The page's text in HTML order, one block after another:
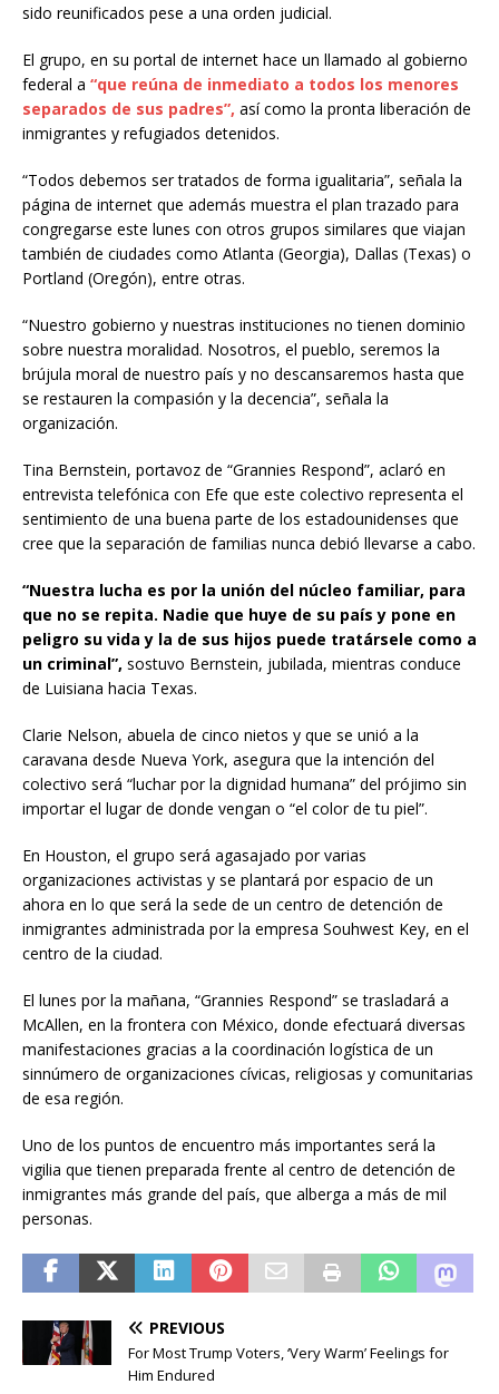
sido reunificados pese a una orden judicial.
El grupo, en su portal de internet hace un llamado al gobierno
federal a “que reúna de inmediato a todos los menores
separados de sus padres”, así como la pronta liberación de
inmigrantes y refugiados detenidos.
“Todos debemos ser tratados de forma igualitaria”, señala la
página de internet que además muestra el plan trazado para
congregarse este lunes con otros grupos similares que viajan
también de ciudades como Atlanta (Georgia), Dallas (Texas) o
Portland (Oregón), entre otras.
“Nuestro gobierno y nuestras instituciones no tienen dominio
sobre nuestra moralidad. Nosotros, el pueblo, seremos la
brújula moral de nuestro país y no descansaremos hasta que
se restauren la compasión y la decencia”, señala la
organización.
Tina Bernstein, portavoz de “Grannies Respond”, aclaró en
entrevista telefónica con Efe que este colectivo representa el
sentimiento de una buena parte de los estadounidenses que
cree que la separación de familias nunca debió llevarse a cabo.
“Nuestra lucha es por la unión del núcleo familiar, para
que no se repita. Nadie que huye de su país y pone en
peligro su vida y la de sus hijos puede tratársele como a
un criminal”, sostuvo Bernstein, jubilada, mientras conduce
de Luisiana hacia Texas.
Clarie Nelson, abuela de cinco nietos y que se unió a la
caravana desde Nueva York, asegura que la intención del
colectivo será “luchar por la dignidad humana” del prójimo sin
importar el lugar de donde vengan o “el color de tu piel”.
En Houston, el grupo será agasajado por varias
organizaciones activistas y se plantará por espacio de un
ahora en lo que será la sede de un centro de detención de
inmigrantes administrada por la empresa Souhwest Key, en el
centro de la ciudad.
El lunes por la mañana, “Grannies Respond” se trasladará a
McAllen, en la frontera con México, donde efectuará diversas
manifestaciones gracias a la coordinación logística de un
sinnúmero de organizaciones cívicas, religiosas y comunitarias
de esa región.
Uno de los puntos de encuentro más importantes será la
vigilia que tienen preparada frente al centro de detención de
inmigrantes más grande del país, que alberga a más de mil
personas.
PREVIOUS
For Most Trump Voters, ‘Very Warm’ Feelings for
Him Endured